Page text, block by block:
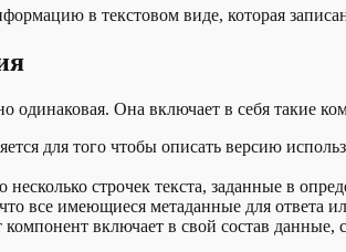
в текстовом виде, которая
одинаковая. Она включает в себя такие
для того чтобы описать версию
несколько строчек текста, заданные в
все имеющиеся метаданные для ответа
включает в свой состав